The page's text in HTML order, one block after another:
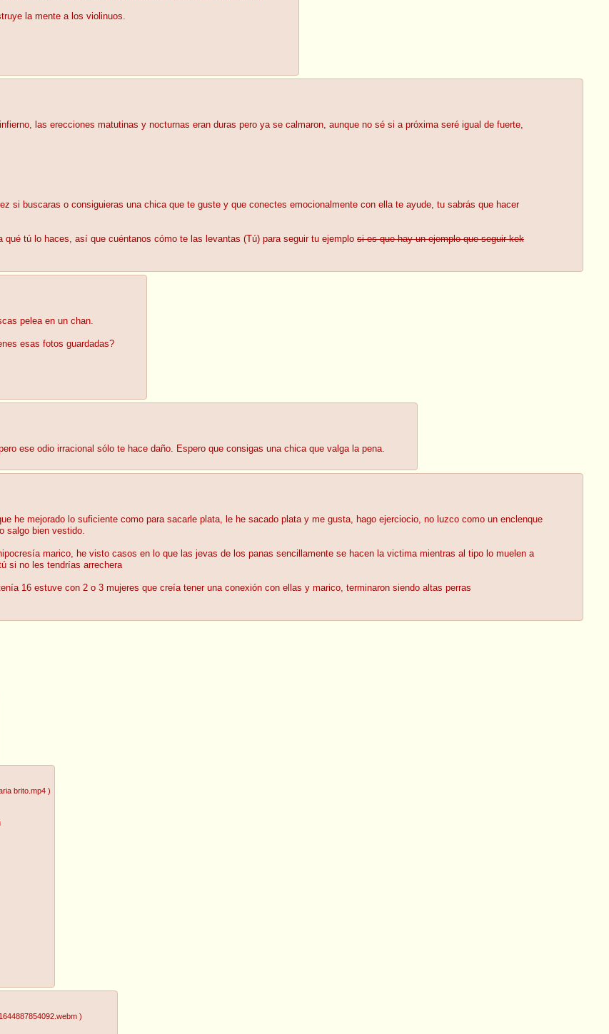
la mente a los violinuos.
las erecciones matutinas y nocturnas eran duras pero ya se calmaron, aunque no sé si a próxima seré igual de fuerte,
si buscaras o consiguieras una chica que te guste y que conectes emocionalmente con ella te ayude, tu sabrás que hacer
qué tú lo haces, así que cuéntanos cómo te las levantas (Tú) para seguir tu ejemplo si es que hay un ejemplo que seguir kek
pelea en un chan.
esas fotos guardadas?
ese odio irracional sólo te hace daño. Espero que consigas una chica que valga la pena.
he mejorado lo suficiente como para sacarle plata, le he sacado plata y me gusta, hago ejerciocio, no luzco como un enclenque
salgo bien vestido.
marico, he visto casos en lo que las jevas de los panas sencillamente se hacen la victima mientras al tipo lo muelen a
si no les tendrías arrechera
16 estuve con 2 o 3 mujeres que creía tener una conexión con ellas y marico, terminaron siendo altas perras
brito.mp4 )
1644887854092.webm )